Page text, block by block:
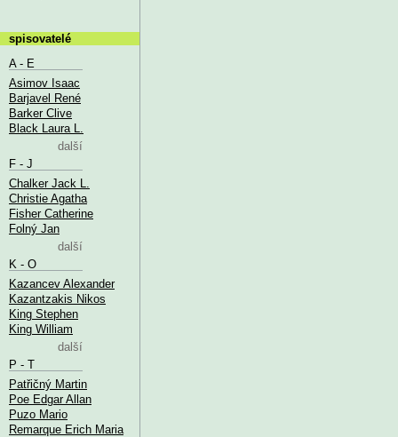
spisovatelé
A - E
Asimov Isaac
Barjavel René
Barker Clive
Black Laura L.
další
F - J
Chalker Jack L.
Christie Agatha
Fisher Catherine
Folný Jan
další
K - O
Kazancev Alexander
Kazantzakis Nikos
King Stephen
King William
další
P - T
Patřičný Martin
Poe Edgar Allan
Puzo Mario
Remarque Erich Maria